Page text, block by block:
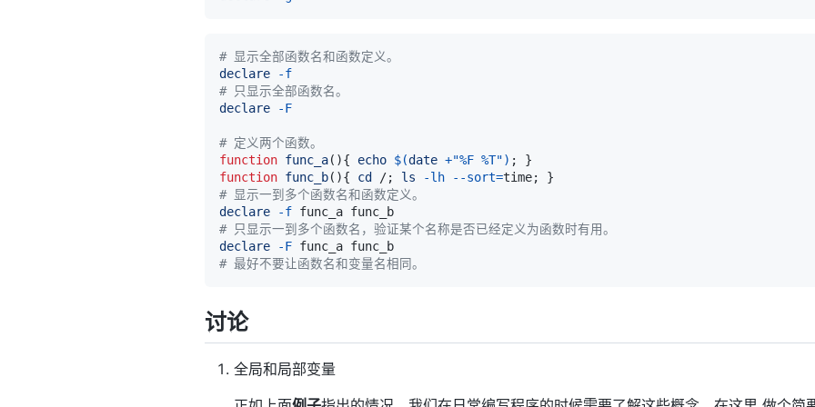
# 显示全部函数名和函数定义。
declare
-f
# 只显示全部函数名。
declare
-F
# 定义两个函数。
function func_a( ){ echo $(date +"%F %T") ;
}
function func_b( ){ cd /; ls -lh --sort=time;
}
# 显示一到多个函数名和函数定义。
declare
-f
# 只显示一到多个函数名，验证某个名称是否已经定义为函数时有用。
declare
-F
# 最好不要让函数名和变量名相同。
讨论
全局和局部变量